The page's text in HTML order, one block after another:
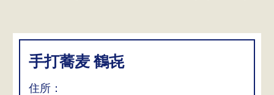
手打蕎麦 鶴㐂
住所：